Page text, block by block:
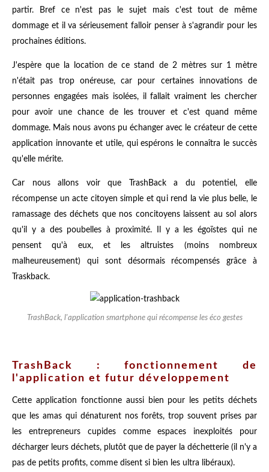
partir. Bref ce n'est pas le sujet mais c'est tout de même
dommage et il va sérieusement falloir penser à s'agrandir pour les
prochaines éditions.
J'espère que la location de ce stand de 2 mètres sur 1 mètre
n'était pas trop onéreuse, car pour certaines innovations de
personnes engagées mais isolées, il fallait vraiment les chercher
pour avoir une chance de les trouver et c'est quand même
dommage. Mais nous avons pu échanger avec le créateur de cette
application innovante et utile, qui espérons le connaîtra le succès
qu'elle mérite.
Car nous allons voir que TrashBack a du potentiel, elle
récompense un acte citoyen simple et qui rend la vie plus belle, le
ramassage des déchets que nos concitoyens laissent au sol alors
qu'il y a des poubelles à proximité. Il y a les égoïstes qui ne
pensent qu'à eux, et les altruistes (moins nombreux
malheureusement) qui sont désormais récompensés grâce à
Traskback.
TrashBack, l'application smartphone qui récompense les éco gestes
TrashBack : fonctionnement de
l'application et futur développement
Cette application fonctionne aussi bien pour les petits déchets
que les amas qui dénaturent nos forêts, trop souvent prises par
les entrepreneurs cupides comme espaces inexploités pour
décharger leurs déchets, plutôt que de payer la déchetterie (il n'y a
pas de petits profits, comme disent si bien les ultra libéraux).